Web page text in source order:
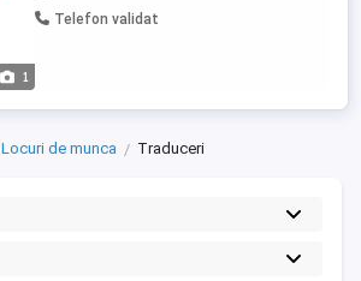
1
Telefon validat
Locuri de munca Traduceri